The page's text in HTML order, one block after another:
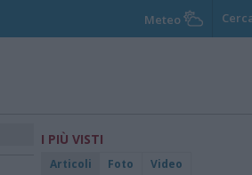
Meteo
I PIÙ VISTI
Articoli Foto Video